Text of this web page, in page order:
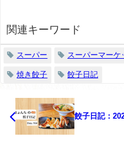
関連キーワード
スーパー スーパーマーケ
焼き餃子 餃子日記
餃子日記：